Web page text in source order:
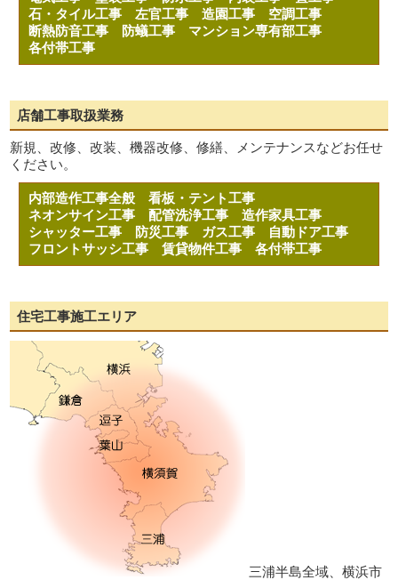
石・タイル工事左官工事造園工事 空調工事
断熱防音工事
防蟻工事 マンション専有部工事
各付帯工事
店舗工事取扱業務
新規、改修、改装、機器改修、修繕、メンテナンスなどお任せ
ください。
内部造作工事全般看板・テント工事
ネオンサイン工事配管洗浄工事造作家具工事
シャッター工事
防災工事 ガス工事
自動ドア工事
フロントサッシ工事賃貸物件工事各付帯工事
住宅工事施工エリア
三浦半島全域、横浜市